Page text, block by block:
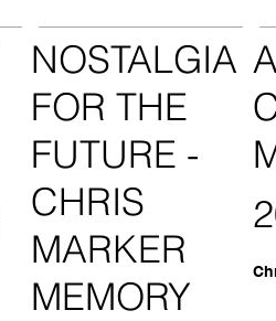
NOSTALGIA
FOR THE
FUTURE -
CHRIS
MARKER
MEMORY
A